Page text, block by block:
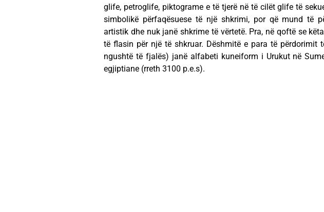
glife, petroglife, piktograme e të tjerë në të cilët glife të
simbolikë përfaqësuese të një shkrimi, por që mund të
artistik dhe nuk janë shkrime të vërtetë. Pra, në qoftë se
të flasin për një të shkruar. Dëshmitë e para të përdorimit
ngushtë të fjalës) janë alfabeti kuneiform i Urukut në
egjiptiane (rreth 3100 p.e.s).